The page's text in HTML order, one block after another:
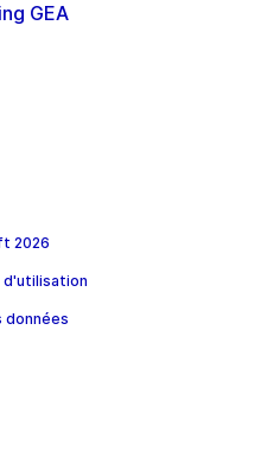
GEA
2026
d'utilisation
données